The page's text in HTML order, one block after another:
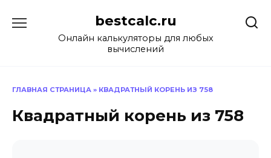
содержанию
bestcalc.ru
Онлайн калькуляторы для любых
вычислений
ГЛАВНАЯ СТРАНИЦА » КВАДРАТНЫЙ КОРЕНЬ ИЗ 758
Квадратный корень из 758